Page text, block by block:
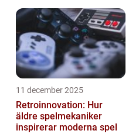
uppfylla dina olika
11 december 2025
Retroinnovation: Hur
äldre spelmekaniker
inspirerar moderna spel